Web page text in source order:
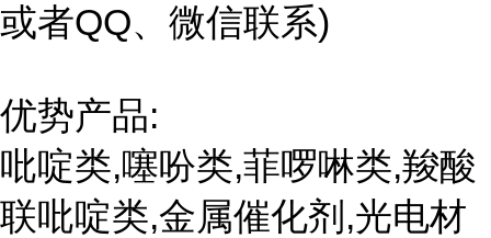
或者QQ、微信联系)
优势产品:
吡啶类,噻吩类,菲啰啉类,羧酸
联吡啶类,金属催化剂,光电材